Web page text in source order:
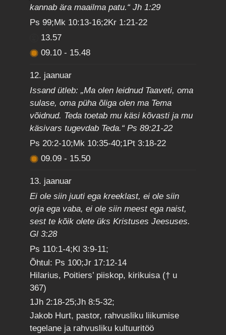
kannab ära maailma patu.“ Jh 1:29
Ps 99;Mk 10:13-16;2Kr 1:21-22
13.57
09.10- 15.48
12. jaanuar
Issand ütleb: „Ma olen leidnud Taaveti, oma
sulase, oma püha õliga olen ma Tema
võidnud. Teda toetab mu käsi kõvasti ja mu
käsivars tugevdab Teda.“ Ps 89:21-22
Ps 20:2-10;Mk 10:35-40;1Pt 3:18-22
09.09- 15.50
13. jaanuar
Ei ole siin juuti ega kreeklast, ei ole siin
orja ega vaba, ei ole siin meest ega naist,
sest te kõik olete üks Kristuses Jeesuses.
Gl 3:28
Ps 110:1-4;Kl 3:9-11;
Õhtul: Ps 100;Jr 17:12-14
Hilarius, Poitiers’ piiskop, kirikuisa († u
367)
1Jh 2:18-25;Jh 8:5-32;
Jakob Hurt, pastor, rahvusliku liikumise
tegelane ja rahvusliku kultuuritöö